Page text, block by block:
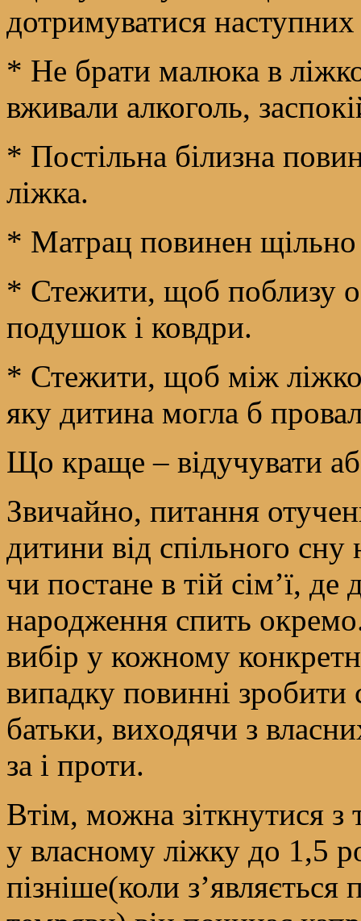
дотримуватися
* Не брати малюка в
вживали алкоголь,
* Постільна білизна
ліжка.
* Матрац повинен щільно
* Стежити, щоб поблизу
подушок і ковдри.
* Стежити, щоб між
яку дитина могла б
Що краще – відучувати
Звичайно, питання
дитини від спільного сну
чи постане в тій сім’ї, де
народження спить
вибір у кожному
випадку повинні зробити
батьки, виходячи з
за і проти.
Втім, можна зіткнутися
у власному ліжку до 1,5
пізніше(коли